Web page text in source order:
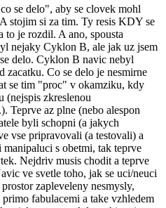
se delo", aby se clovek mohl
stojim si za tim. Ty resis KDY se
to je rozdil. A ano, spousta
nejaky Cyklon B, ale jak uz jsem
delo. Cyklon B navic nebyl
zacatku. Co se delo je nesmirne
se tim "proc" v okamziku, kdy
(nejspis zkreslenou
Teprve az plne (nebo alespon
byli schopni (a jakych
vse pripravovali (a testovali) a
s obetmi, tak teprve
Nejdriv musis chodit a teprve
ve svetle toho, jak se uci/neuci
zapleveleny nesmysly,
fabulacemi a take vzhledem